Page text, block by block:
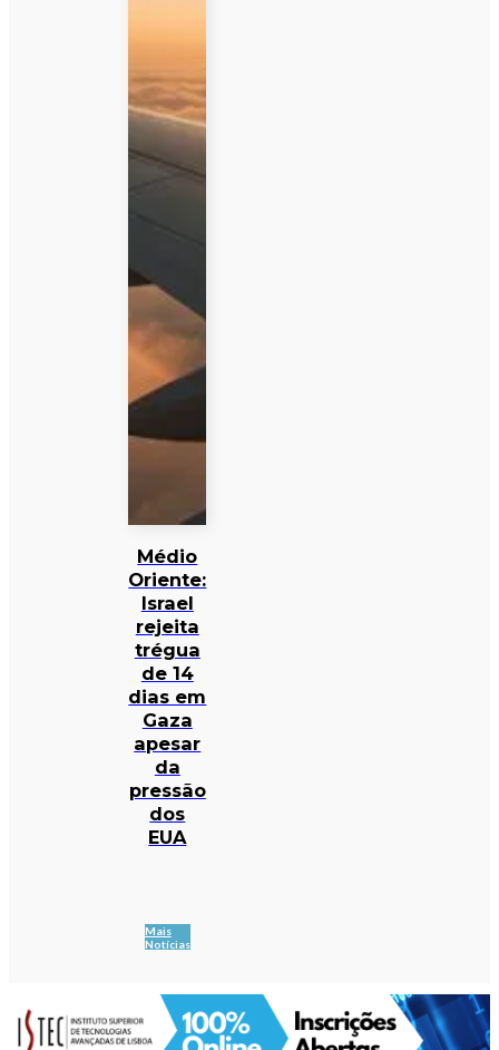
Médio
Oriente:
Israel
rejeita
trégua
de 14
dias em
Gaza
apesar
da
pressão
dos
EUA
Mais
Notícias